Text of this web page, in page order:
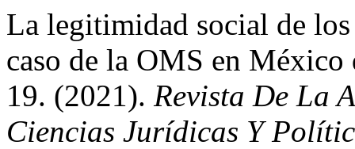
La legitimidad social de
caso de la OMS en
19. (2021). Revista De La
Ciencias Jurídicas Y